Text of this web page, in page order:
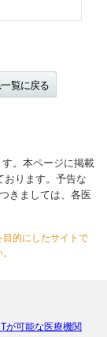
覧に戻る
。本ページに掲載
おります。予告な
きましては、各医
的にしたサイトで
が可能な医療機関